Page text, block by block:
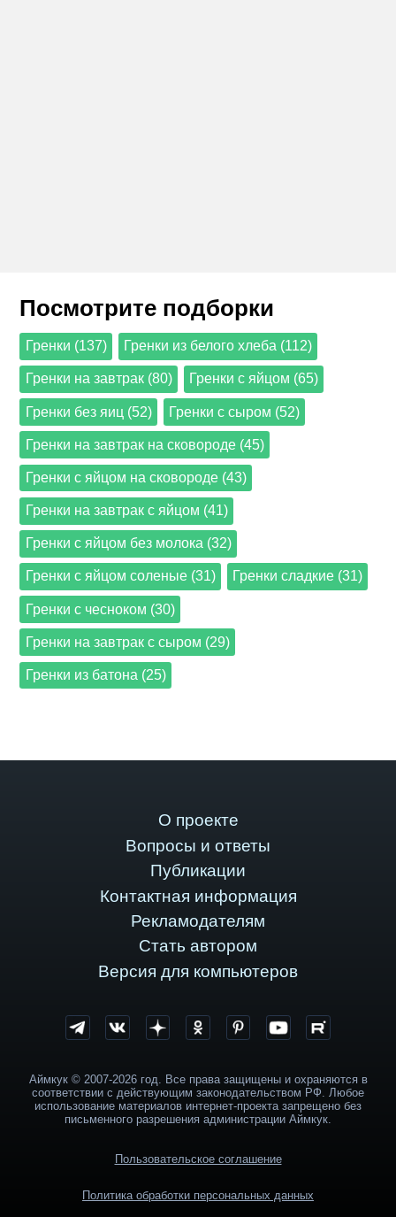
Посмотрите подборки
Гренки (137) Гренки из белого хлеба (112)
Гренки на завтрак (80) Гренки с яйцом (65)
Гренки без яиц (52) Гренки с сыром (52)
Гренки на завтрак на сковороде (45)
Гренки с яйцом на сковороде (43)
Гренки на завтрак с яйцом (41)
Гренки с яйцом без молока (32)
Гренки с яйцом соленые (31) Гренки сладкие (31)
Гренки с чесноком (30)
Гренки на завтрак с сыром (29)
Гренки из батона (25)
О проекте
Вопросы и ответы
Публикации
Контактная информация
Рекламодателям
Стать автором
Версия для компьютеров
Аймкук © 2007-2026 год. Все права защищены и охраняются в
соответствии с действующим законодательством РФ. Любое
использование материалов интернет-проекта запрещено без
письменного разрешения администрации Аймкук.
Пользовательское соглашение
Политика обработки персональных данных